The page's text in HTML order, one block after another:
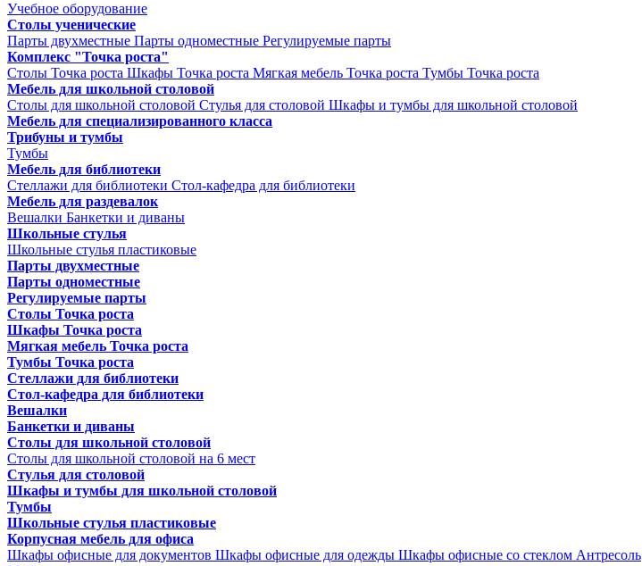
Учебное оборудование
Столы ученические
Парты двухместные Парты одноместные Регулируемые парты
Комплекс "Точка роста"
Столы Точка роста Шкафы Точка роста Мягкая мебель Точка роста Тумбы Точка роста
Мебель для школьной столовой
Столы для школьной столовой Стулья для столовой Шкафы и тумбы для школьной столовой
Мебель для специализированного класса
Трибуны и тумбы
Тумбы
Мебель для библиотеки
Стеллажи для библиотеки Стол-кафедра для библиотеки
Мебель для раздевалок
Вешалки Банкетки и диваны
Школьные стулья
Школьные стулья пластиковые
Парты двухместные
Парты одноместные
Регулируемые парты
Столы Точка роста
Шкафы Точка роста
Мягкая мебель Точка роста
Тумбы Точка роста
Стеллажи для библиотеки
Стол-кафедра для библиотеки
Вешалки
Банкетки и диваны
Столы для школьной столовой
Столы для школьной столовой на 6 мест
Стулья для столовой
Шкафы и тумбы для школьной столовой
Тумбы
Школьные стулья пластиковые
Корпусная мебель для офиса
Шкафы офисные для документов Шкафы офисные для одежды Шкафы офисные со стеклом Антресоль